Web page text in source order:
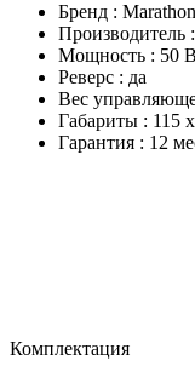
Бренд : Marathon
Мощность : 50
Реверс : да
Вес
Габариты : 115
Гарантия : 12
Комплектация